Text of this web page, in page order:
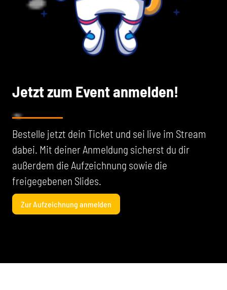
Jetzt zum Event anmelden!
Bestelle jetzt dein Ticket und sei live im Stream
dabei. Mit deiner Anmeldung sicherst du dir
außerdem die Aufzeichnung sowie die
freigegebenen Slides.
Zur Aufzeichnung anmelden